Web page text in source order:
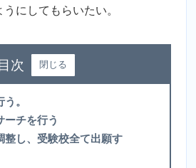
にしてもらいたい。
次 閉じる
。
ーチを行う
整し、受験校全て出願す